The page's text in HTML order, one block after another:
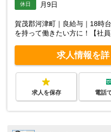
休日 月9日
賀茂郡河津町｜良給与｜18時
を持って働きたい方に！【社員
求人情報を
求人を保存 電話